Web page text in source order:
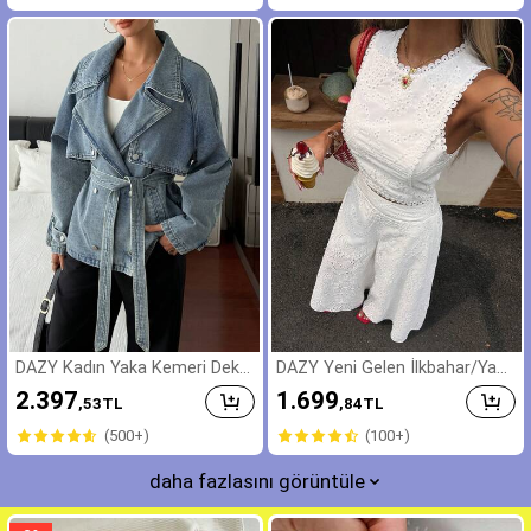
DAZY Kadın Yaka Kemeri Deko
r Kısa Günlük Kot Ceket ve Mo
nt
2.397,53TL
(500+)
DAZY Yeni Gelen İlkbahar/Yaz
Kadın Kolsuz Nakışlı Delikli Dan
tel Üst & Palazzo Pantolon &
Takım Set
1.699,84TL
(100+)
daha fazlasını görüntüle